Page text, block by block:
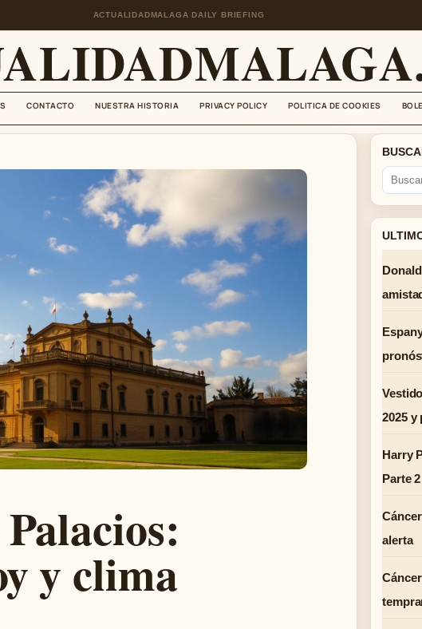
ACTUALIDADMALAGA DAILY BRIEFING
CONTACTO NUESTRA HISTORIA PRIVACY POLICY POLITICA DE COOKIES
y clima
2025 y
Harry
Parte
alerta